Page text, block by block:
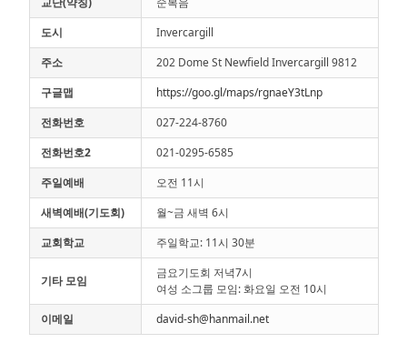
도시
Invercargill
주소
202 Dome St Newfield Invercargill 9812
구글맵
https://goo.gl/maps/rgnaeY3tLnp
전화번호
027-224-8760
전화번호2
021-0295-6585
주일예배
오전 11시
새벽예배(기도회)
월~금 새벽 6시
교회학교
주일학교: 11시 30분
기타 모임
금요기도회 저녁7시
여성 소그룹 모임: 화요일 오전 10시
이메일
david-sh@hanmail.net